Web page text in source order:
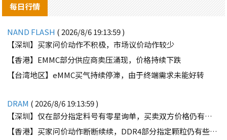
每日行情
NAND FLASH ( 2026/8/6 19:13:59 )
【深圳】买家问价动作不积极，市场议价动作较少
【香港】EMMC部分供应商卖压涌现，价格持续下跌
【台湾地区】eMMC买气持续停滞，由于终端需求未能好转
DRAM ( 2026/8/6 19:13:59 )
【深圳】仅在部分指定料号有零星询单，买卖双方价格仍有差距
【香港】买家问价动作断断续续，DDR4部分指定颗粒仍有些许询单